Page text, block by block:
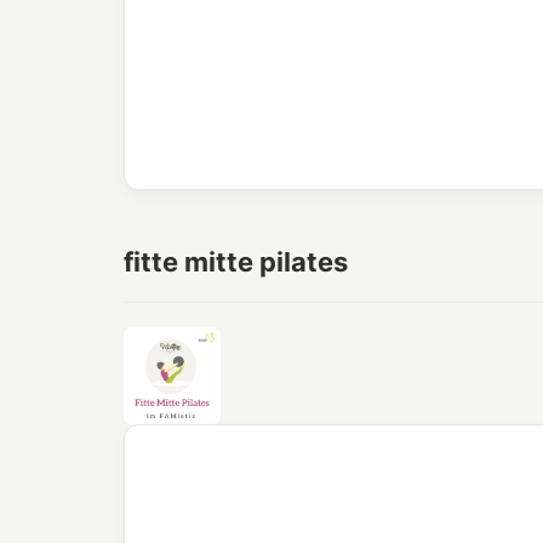
fitte mitte pilates